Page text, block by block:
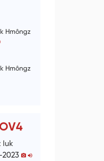
i
e
Hmôngz
Hmôngz
luk
2023